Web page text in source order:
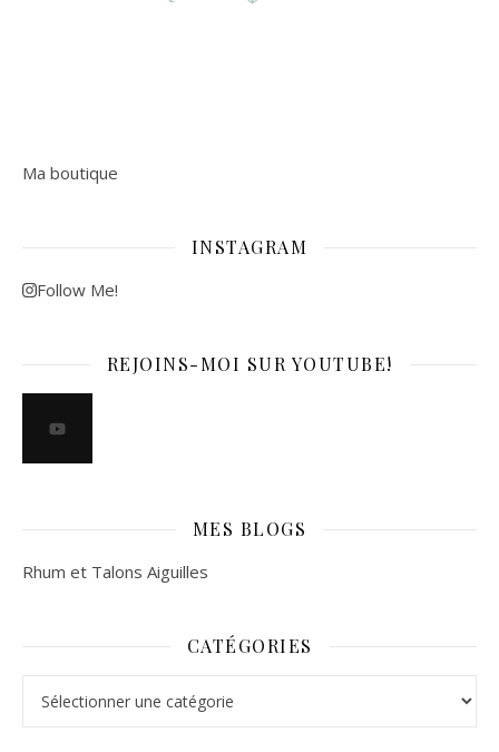
Ma boutique
INSTAGRAM
Follow Me!
REJOINS-MOI SUR YOUTUBE!
MES BLOGS
Rhum et Talons Aiguilles
CATÉGORIES